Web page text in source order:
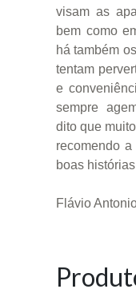
visam as
bem como
há também
tentam
e
sempre
dito que
recomendo
boas histórias
Flávio